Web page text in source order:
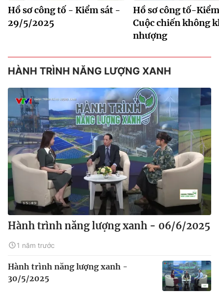
Hồ sơ công tố - Kiểm sát -
29/5/2025
Hồ sơ công tố-
Cuộc chiến không
nhượng
HÀNH TRÌNH NĂNG LƯỢNG XANH
Hành trình năng lượng xanh - 06/6/2025
1 năm trước
Hành trình năng lượng xanh -
30/5/2025